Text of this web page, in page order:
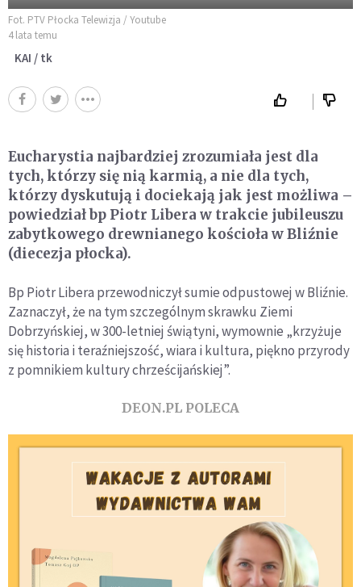
Fot. PTV Płocka Telewizja / Youtube
4 lata temu
KAI / tk
Eucharystia najbardziej zrozumiała jest dla
tych, którzy się nią karmią, a nie dla tych,
którzy dyskutują i dociekają jak jest możliwa –
powiedział bp Piotr Libera w trakcie jubileuszu
zabytkowego drewnianego kościoła w Bliźnie
(diecezja płocka).
Bp Piotr Libera przewodniczył sumie odpustowej w Bliźnie.
Zaznaczył, że na tym szczególnym skrawku Ziemi
Dobrzyńskiej, w 300-letniej świątyni, wymownie „krzyżuje
się historia i teraźniejszość, wiara i kultura, piękno przyrody
z pomnikiem kultury chrześcijańskiej”.
DEON.PL POLECA